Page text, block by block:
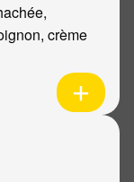
crème